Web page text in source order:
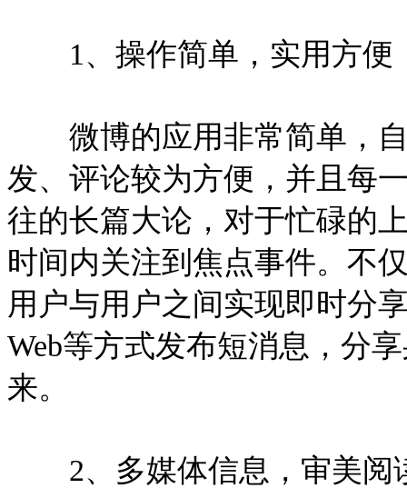
1、操作简单，实用方便
微博的应用非常简单，自
发、评论较为方便，并且每
往的长篇大论，对于忙碌的
时间内关注到焦点事件。不
用户与用户之间实现即时分
Web等方式发布短消息，分
来。
2、多媒体信息，审美阅